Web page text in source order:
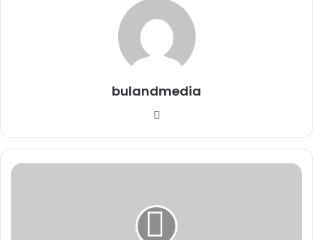
‘जनसम्पर्क’ का अंधेरा: विज्ञापन अब ‘इनाम’
नहीं, ‘हथियार’ है!
November 11, 2025
जनसम्पर्क विभाग: ‘प्रचार’ का मंच या ‘विवाद’
पत्रकार सुरक्षा पर गंभीर आघात, मुख्यमंत्री के
bulandmedia
मुख्यमंत्री